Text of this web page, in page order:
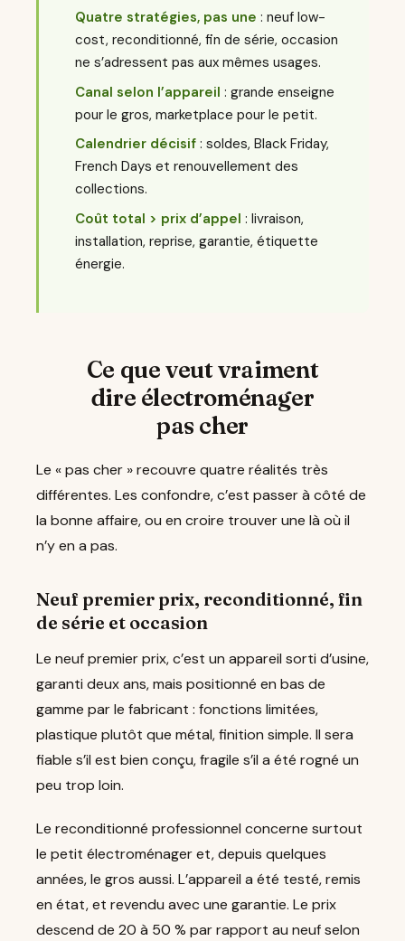
Quatre stratégies, pas une : neuf low-
cost, reconditionné, fin de série, occasion
ne s’adressent pas aux mêmes usages.
Canal selon l’appareil : grande enseigne
pour le gros, marketplace pour le petit.
Calendrier décisif : soldes, Black Friday,
French Days et renouvellement des
collections.
Coût total > prix d’appel : livraison,
installation, reprise, garantie, étiquette
énergie.
Ce que veut vraiment
dire électroménager
pas cher
Le « pas cher » recouvre quatre réalités très
différentes. Les confondre, c’est passer à côté de
la bonne affaire, ou en croire trouver une là où il
n’y en a pas.
Neuf premier prix, reconditionné, fin
de série et occasion
Le neuf premier prix, c’est un appareil sorti d’usine,
garanti deux ans, mais positionné en bas de
gamme par le fabricant : fonctions limitées,
plastique plutôt que métal, finition simple. Il sera
fiable s’il est bien conçu, fragile s’il a été rogné un
peu trop loin.
Le reconditionné professionnel concerne surtout
le petit électroménager et, depuis quelques
années, le gros aussi. L’appareil a été testé, remis
en état, et revendu avec une garantie. Le prix
descend de 20 à 50 % par rapport au neuf selon